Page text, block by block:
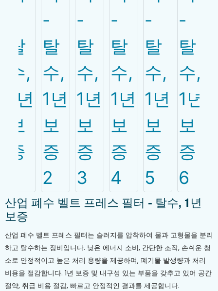
산업 폐수 벨트 프레스 필터 - 탈수, 1년
보증
산업 폐수 벨트 프레스 필터는 슬러지를 압착하여 물과 고형물을 분리
하고 탈수하는 장비입니다. 낮은 에너지 소비, 간단한 조작, 손쉬운 청
소로 안정적이고 높은 처리 용량을 제공하며, 폐기물 발생량과 처리
비용을 절감합니다. 1년 보증 및 내구성 있는 부품을 갖추고 있어 공간
절약, 취급 비용 절감, 빠르고 안정적인 결과를 제공합니다.